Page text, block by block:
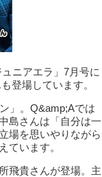
ニアエラ」7月号に
登場しています。
」。Q&amp;Aでは
島さんは「自分は一
場を思いやりながら
ています。
飛貴さんが登場。主